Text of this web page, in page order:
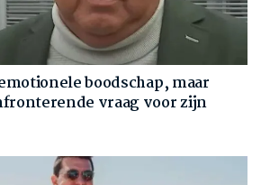
boodschap, maar
vraag voor zijn